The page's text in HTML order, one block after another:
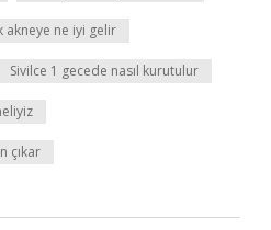
akneye ne iyi gelir
Sivilce 1 gecede nasıl kurutulur
çıkar